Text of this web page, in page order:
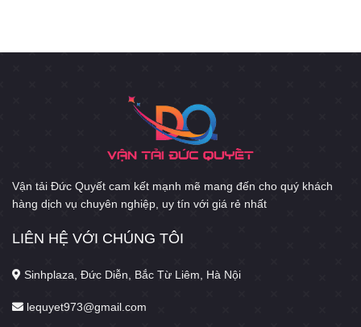
Vận tải Đức Quyết cam kết mạnh mẽ mang đến cho quý khách
hàng dịch vụ chuyên nghiệp, uy tín với giá rẻ nhất
LIÊN HỆ VỚI CHÚNG TÔI
Sinhplaza, Đức Diễn, Bắc Từ Liêm, Hà Nội
lequyet973@gmail.com